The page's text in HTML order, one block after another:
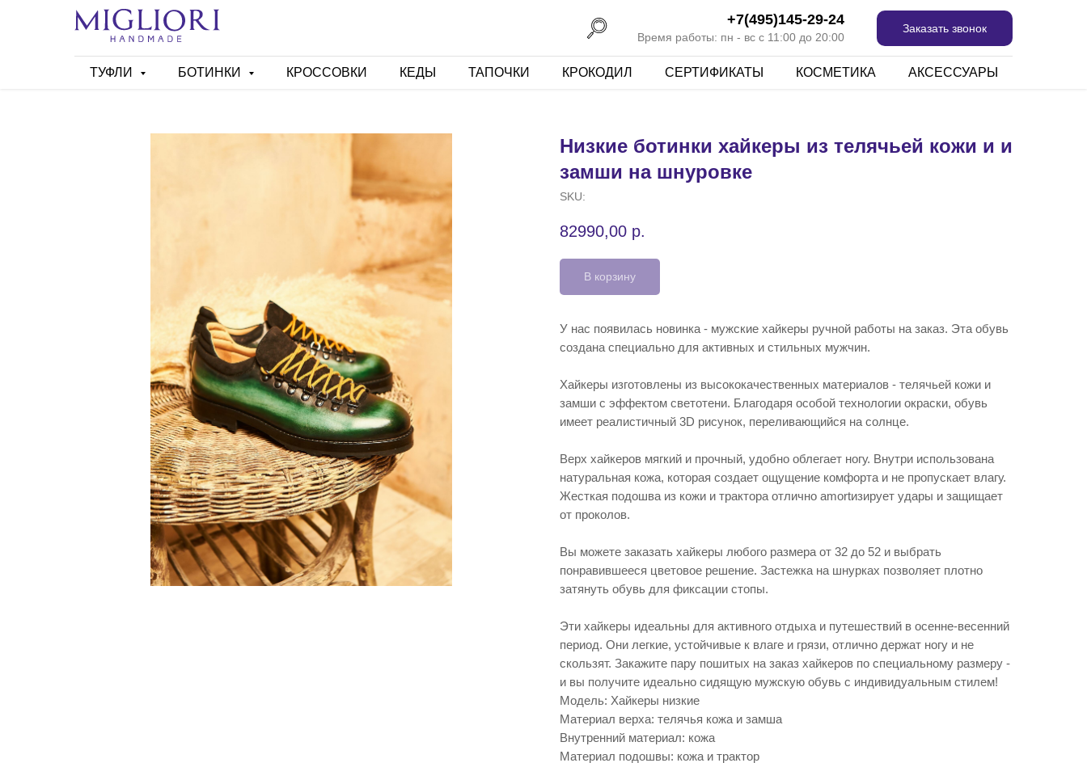
+7(495)145-29-24
Время работы: пн - вс с 11:00 до 20:00
Заказать звонок
ТУФЛИ БОТИНКИ КРОССОВКИ КЕДЫ ТАПОЧКИ КРОКОДИЛ СЕРТИФИКАТЫ КОСМЕТИКА АКСЕССУАРЫ
Низкие ботинки хайкеры из телячьей кожи и и
замши на шнуровке
SKU:
82990,00 р.
В корзину
У нас появилась новинка - мужские хайкеры ручной работы на заказ. Эта обувь
создана специально для активных и стильных мужчин.
Хайкеры изготовлены из высококачественных материалов - телячьей кожи и
замши с эффектом светотени. Благодаря особой технологии окраски, обувь
имеет реалистичный 3D рисунок, переливающийся на солнце.
Верх хайкеров мягкий и прочный, удобно облегает ногу. Внутри использована
натуральная кожа, которая создает ощущение комфорта и не пропускает влагу.
Жесткая подошва из кожи и трактора отлично amortизирует удары и защищает
от проколов.
Вы можете заказать хайкеры любого размера от 32 до 52 и выбрать
понравившееся цветовое решение. Застежка на шнурках позволяет плотно
затянуть обувь для фиксации стопы.
Эти хайкеры идеальны для активного отдыха и путешествий в осенне-весенний
период. Они легкие, устойчивые к влаге и грязи, отлично держат ногу и не
скользят. Закажите пару пошитых на заказ хайкеров по специальному размеру -
и вы получите идеально сидящую мужскую обувь с индивидуальным стилем!
Модель: Хайкеры низкие
Материал верха: телячья кожа и замша
Внутренний материал: кожа
Материал подошвы: кожа и трактор